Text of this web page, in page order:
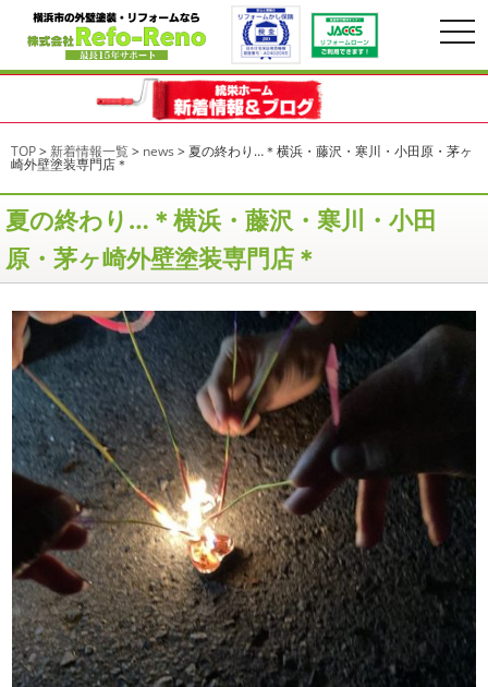
TOP> 新着情報一覧> news >夏の終わり…＊横浜・藤沢・寒川・小田原・茅ヶ
崎外壁塗装専門店＊
夏の終わり…＊横浜・藤沢・寒川・小田
原・茅ヶ崎外壁塗装専門店＊